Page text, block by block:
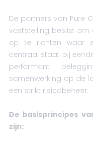
De partners van Pure
vaststelling beslist om
op te richten waar
centraal staat bij
performant
samenwerking op de
een strikt risicobeheer.
De basisprincipes
zijn: